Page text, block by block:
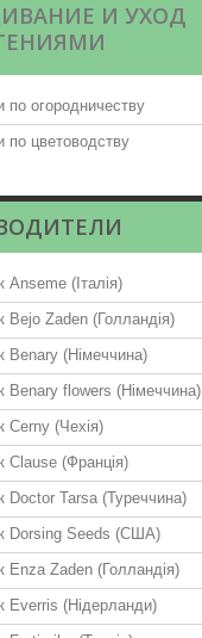
И УХОД
по огородничеству
по цветоводству
Anseme (Італія)
Bejo Zaden (Голландія)
Benary (Німеччина)
Benary flowers (Німеччина)
Cerny (Чехія)
Clause (Франція)
Doctor Tarsa (Туреччина)
Dorsing Seeds (США)
Enza Zaden (Голландія)
Everris (Нідерланди)